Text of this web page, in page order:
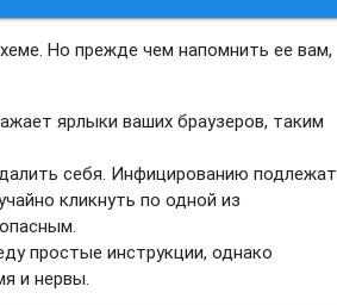
Но прежде чем напомнить ее вам,
ярлыки ваших браузеров, таким
себя. Инфицированию подлежат
кликнуть по одной из
простые инструкции, однако
и нервы.